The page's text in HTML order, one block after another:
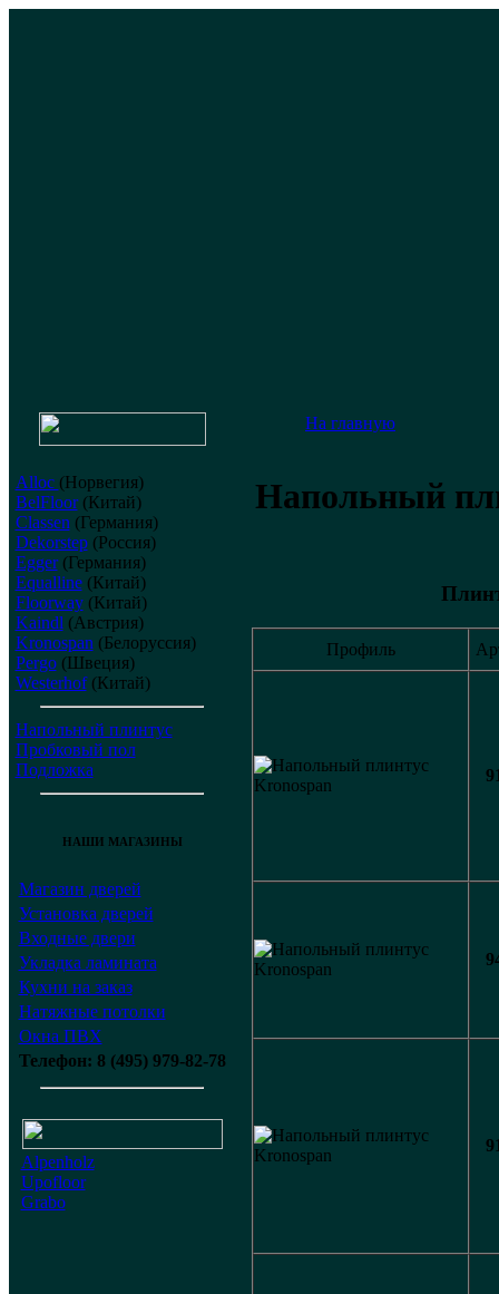
Alloc (Норвегия)
BelFloor(Китай)
Classen(Германия)
Dekorstep(Россия)
Egger(Германия)
Equalline(Китай)
Floorway(Китай)
Kaindl(Австрия)
Kronospan(Белоруссия)
Pergo(Швеция)
Westerhof(Китай)
Напольный плинтус
Пробковый пол
Подложка
НАШИ МАГАЗИНЫ
Магазин дверей
Установка дверей
Входные двери
Укладка ламината
Кухни на заказ
Натяжные потолки
Окна ПВХ
Телефон: 8 (495) 979-82-78
Alpenholz
Upofloor
Grabo
На главную
Напольный
Профиль